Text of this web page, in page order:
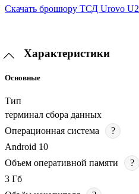
Скачать брошюру ТСД Urovo U2
Характеристики
Основные
Тип
терминал сбора данных
Операционная система
?
Android 10
Объем оперативной памяти
?
3 Гб